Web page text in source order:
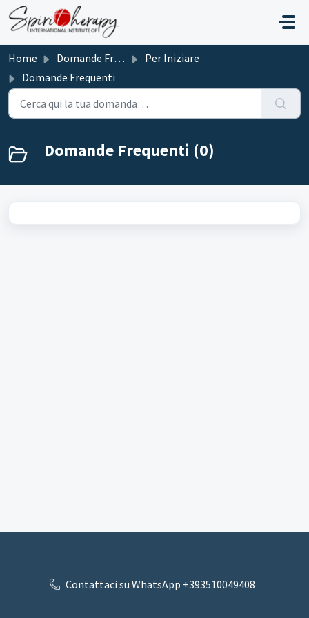
Salta al contenuto principale
Home Domande Frequenti (FAQ)
Per Iniziare
Domande Frequenti
Domande Frequenti (0)
Contattaci su WhatsApp +393510049408